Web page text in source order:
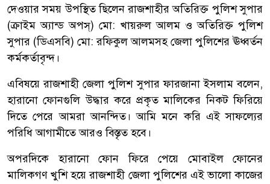
দেওয়ার সময় উপস্থিত ছিলেন রাজশাহীর অতিরিক্ত পুলিশ সুপার
(ক্রাইম অ্যান্ড অপস্) মো: খায়রুল আলম ও অতিরিক্ত পুলিশ
সুপার (ডিএসবি) মো: রফিকুল আলমসহ জেলা পুলিশের ঊধ্বর্তন
কর্মকর্তাবৃন্দ।
এবিষয়ে রাজশাহী জেলা পুলিশ সুপার ফারজানা ইসলাম বলেন,
হারানো ফোনগুলি উদ্ধার করে প্রকৃত মালিকের নিকট ফিরিয়ে
দিতে পেরে আমরা আনন্দিত। আমি মনে করি এই সাফল্যের
পরিধি আগামীতে আরও বিস্তৃত হবে।
অপরদিকে হারানো ফোন ফিরে পেয়ে মোবাইল ফোনের
মালিকগণ খুশি হয়ে রাজশাহী জেলা পুলিশের এই ভালো কাজের